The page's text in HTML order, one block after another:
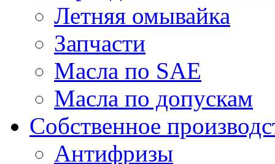
Летняя омывайка
Запчасти
Масла по SAE
Масла по допускам
Собственное
Антифризы